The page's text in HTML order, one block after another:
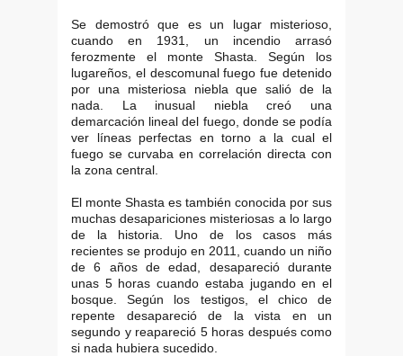
Se demostró que es un lugar misterioso,
cuando en 1931, un incendio arrasó
ferozmente el monte Shasta. Según los
lugareños, el descomunal fuego fue detenido
por una misteriosa niebla que salió de la
nada. La inusual niebla creó una
demarcación lineal del fuego, donde se podía
ver líneas perfectas en torno a la cual el
fuego se curvaba en correlación directa con
la zona central.
El monte Shasta es también conocida por sus
muchas desapariciones misteriosas a lo largo
de la historia. Uno de los casos más
recientes se produjo en 2011, cuando un niño
de 6 años de edad, desapareció durante
unas 5 horas cuando estaba jugando en el
bosque. Según los testigos, el chico de
repente desapareció de la vista en un
segundo y reapareció 5 horas después como
si nada hubiera sucedido.